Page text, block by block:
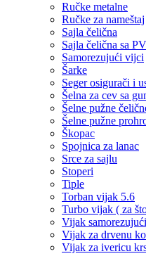
Ručke metalne
Ručke za nameštaj
Sajla čelična
Sajla čelična sa
Samorezujući vijci
Šarke
Seger osigurači i
Šelna za cev sa
Šelne pužne
Šelne pužne
Škopac
Spojnica za lanac
Srce za sajlu
Stoperi
Tiple
Torban vijak 5.6
Turbo vijak ( za
Vijak
Vijak za drvenu
Vijak za ivericu